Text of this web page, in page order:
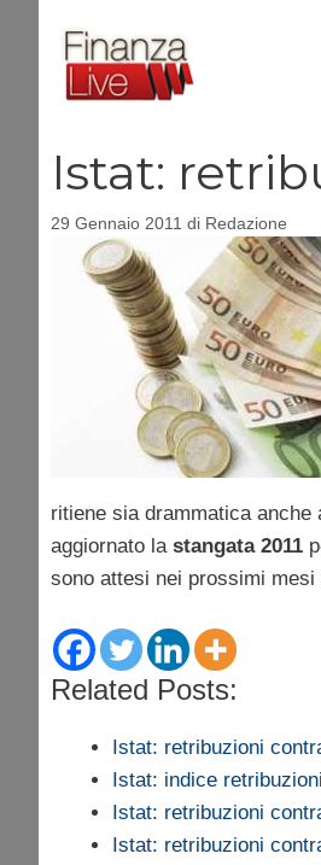
contenuto
Istat:
29 Gennaio 2011 di Redazione
ritiene sia drammatica anche
aggiornato la stangata 2011
sono attesi nei prossimi mesi
Related Posts:
Istat: retribuzioni
Istat: indice
Istat: retribuzioni
Istat: retribuzioni